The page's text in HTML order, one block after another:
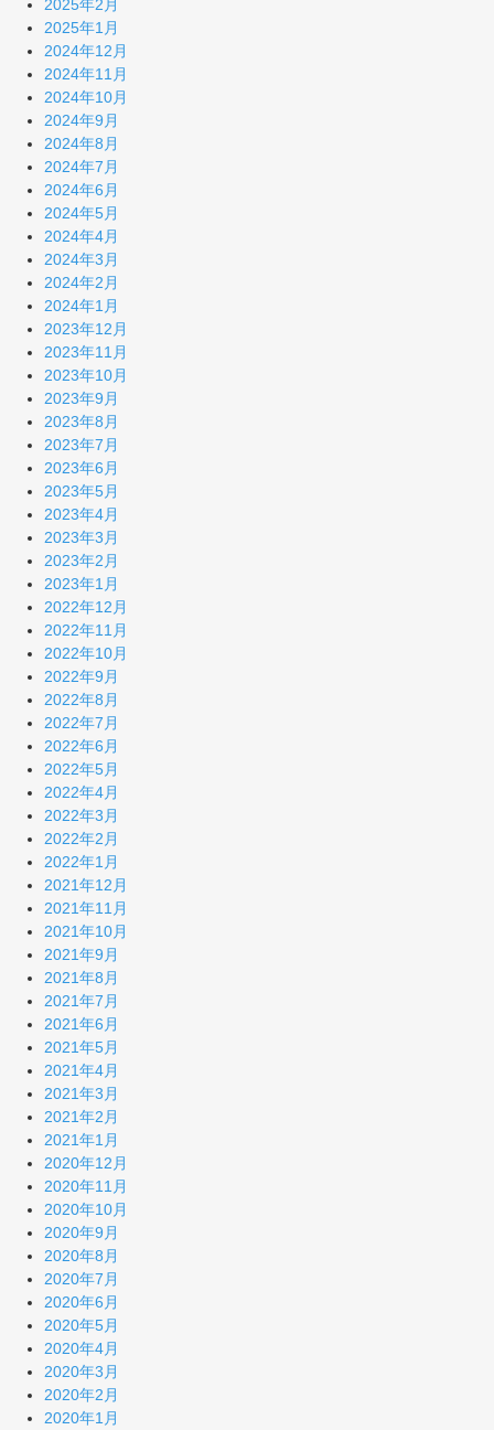
2025年2月
2025年1月
2024年12月
2024年11月
2024年10月
2024年9月
2024年8月
2024年7月
2024年6月
2024年5月
2024年4月
2024年3月
2024年2月
2024年1月
2023年12月
2023年11月
2023年10月
2023年9月
2023年8月
2023年7月
2023年6月
2023年5月
2023年4月
2023年3月
2023年2月
2023年1月
2022年12月
2022年11月
2022年10月
2022年9月
2022年8月
2022年7月
2022年6月
2022年5月
2022年4月
2022年3月
2022年2月
2022年1月
2021年12月
2021年11月
2021年10月
2021年9月
2021年8月
2021年7月
2021年6月
2021年5月
2021年4月
2021年3月
2021年2月
2021年1月
2020年12月
2020年11月
2020年10月
2020年9月
2020年8月
2020年7月
2020年6月
2020年5月
2020年4月
2020年3月
2020年2月
2020年1月